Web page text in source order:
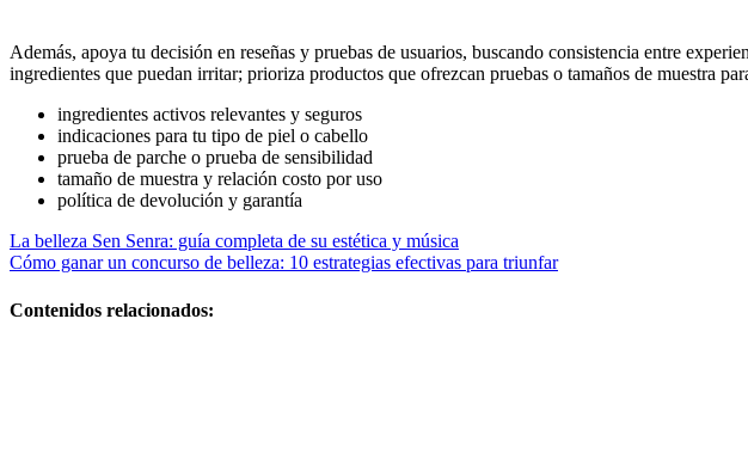
Además, apoya tu decisión en reseñas y pruebas de usuarios, buscando consistencia entre
ingredientes que puedan irritar; prioriza productos que ofrezcan pruebas o tamaños de muestra
ingredientes activos relevantes y seguros
indicaciones para tu tipo de piel o cabello
prueba de parche o prueba de sensibilidad
tamaño de muestra y relación costo por uso
política de devolución y garantía
Navegación
de
entradas
La belleza Sen Senra: guía completa de su estética y música
Cómo ganar un concurso de belleza: 10 estrategias efectivas para triunfar
Contenidos relacionados: